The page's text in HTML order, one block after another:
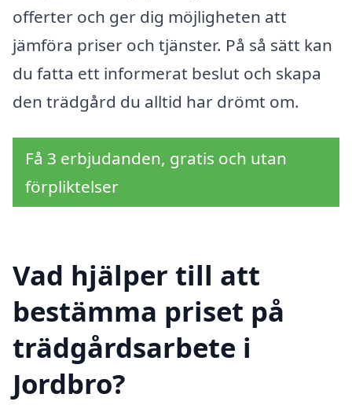
offerter och ger dig möjligheten att
jämföra priser och tjänster. På så sätt kan
du fatta ett informerat beslut och skapa
den trädgård du alltid har drömt om.
Få 3 erbjudanden, gratis och utan
förpliktelser
Vad hjälper till att
bestämma priset på
trädgårdsarbete i
Jordbro?